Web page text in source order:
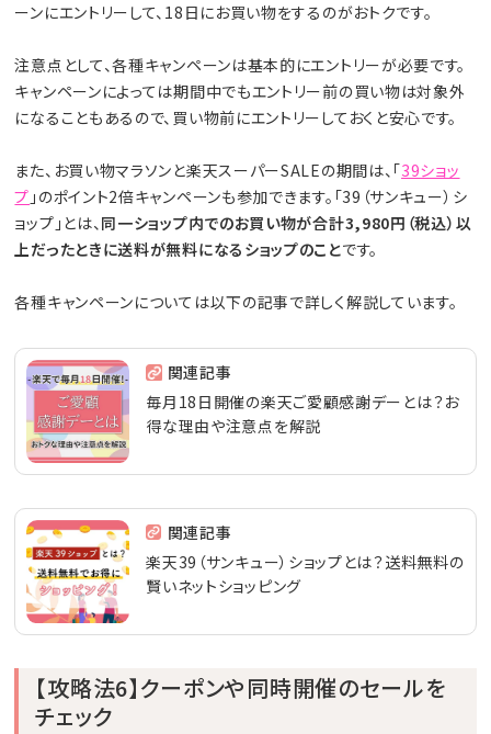
ーンにエントリーして、18日にお買い物をするのがおトクです。
注意点として、各種キャンペーンは基本的にエントリーが必要です。
キャンペーンによっては期間中でもエントリー前の買い物は対象外
になることもあるので、買い物前にエントリーしておくと安心です。
また、お買い物マラソンと楽天スーパーSALEの期間は、「39ショッ
プ 」のポイント2倍キャンペーンも参加できます。「39（サンキュー）シ
ョップ」とは、同一ショップ内でのお買い物が合計3,980円（税込）以
上だったときに送料が無料になるショップのことです。
各種キャンペーンについては以下の記事で詳しく解説しています。
関連記事
毎月18日開催の楽天ご愛顧感謝デーとは？お
得な理由や注意点を解説
関連記事
楽天39（サンキュー）ショップとは？送料無料の
賢いネットショッピング
【攻略法6】クーポンや同時開催のセールを
チェック